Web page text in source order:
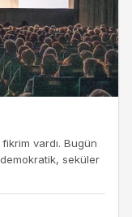
vardı. Bugün
seküler